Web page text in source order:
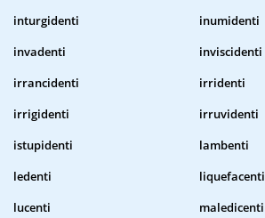
inturgidenti
inumidenti
invadenti
inviscidenti
irrancidenti
irridenti
irrigidenti
irruvidenti
istupidenti
lambenti
ledenti
liquefacenti
lucenti
maledicenti